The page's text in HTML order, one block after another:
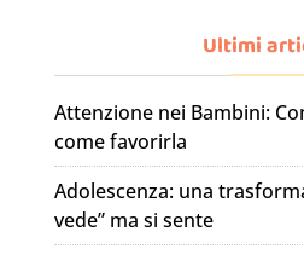
Ultimi
Attenzione nei Bambini:
come favorirla
Adolescenza: una
vede” ma si sente